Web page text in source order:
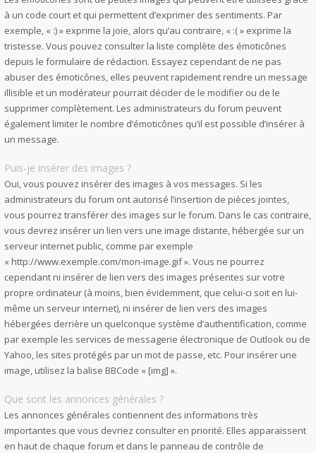
à un code court et qui permettent d’exprimer des sentiments. Par
exemple, « :) » exprime la joie, alors qu’au contraire, « :( » exprime la
tristesse. Vous pouvez consulter la liste complète des émoticônes
depuis le formulaire de rédaction. Essayez cependant de ne pas
abuser des émoticônes, elles peuvent rapidement rendre un message
illisible et un modérateur pourrait décider de le modifier ou de le
supprimer complètement. Les administrateurs du forum peuvent
également limiter le nombre d’émoticônes qu’il est possible d’insérer à
un message.
Puis-je insérer des images ?
Oui, vous pouvez insérer des images à vos messages. Si les
administrateurs du forum ont autorisé l’insertion de pièces jointes,
vous pourrez transférer des images sur le forum. Dans le cas contraire,
vous devrez insérer un lien vers une image distante, hébergée sur un
serveur internet public, comme par exemple
« http://www.exemple.com/mon-image.gif ». Vous ne pourrez
cependant ni insérer de lien vers des images présentes sur votre
propre ordinateur (à moins, bien évidemment, que celui-ci soit en lui-
même un serveur internet), ni insérer de lien vers des images
hébergées derrière un quelconque système d’authentification, comme
par exemple les services de messagerie électronique de Outlook ou de
Yahoo, les sites protégés par un mot de passe, etc. Pour insérer une
image, utilisez la balise BBCode « [img] ».
Que sont les annonces générales ?
Les annonces générales contiennent des informations très
importantes que vous devriez consulter en priorité. Elles apparaissent
en haut de chaque forum et dans le panneau de contrôle de